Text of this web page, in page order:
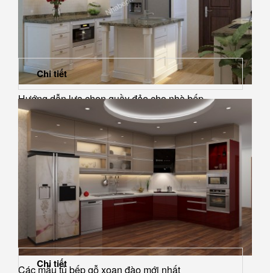
Hướng dẫn lựa chọn quầy đảo cho nhà bếp
Chi tiết
Các mẫu tủ bếp gỗ xoan đào mới nhất
Chi tiết